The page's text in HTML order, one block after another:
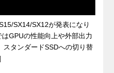
SX14/SX12が発表になり
GPUの性能向上や外部出力
タンダードSSDへの切り替